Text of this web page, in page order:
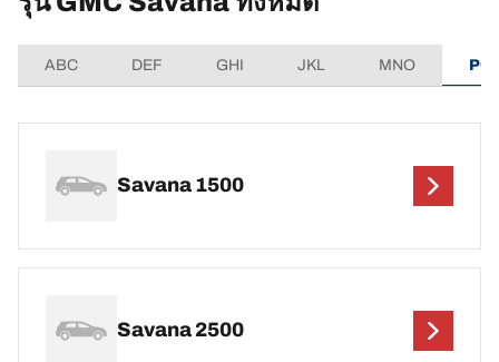
ABC DEF GHI JKL MNO
Savana 1500
Savana 2500